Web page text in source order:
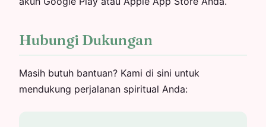
Hubungi Dukungan
Masih butuh bantuan? Kami di sini untuk
mendukung perjalanan spiritual Anda: